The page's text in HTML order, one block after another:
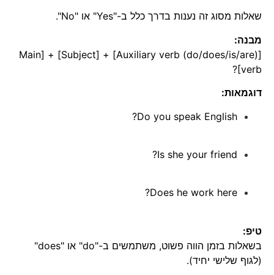
שאלות מסוג זה נענות בדרך כלל ב-"Yes" או "No".
מבנה:
[Auxiliary verb (do/does/is/are)] + [Subject] + [Main
verb]?
דוגמאות:
Do you speak English?
Is she your friend?
Does he work here?
טיפ:
בשאלות בזמן הווה פשוט, משתמשים ב-"do" או "does"
(לגוף שלישי יחיד).